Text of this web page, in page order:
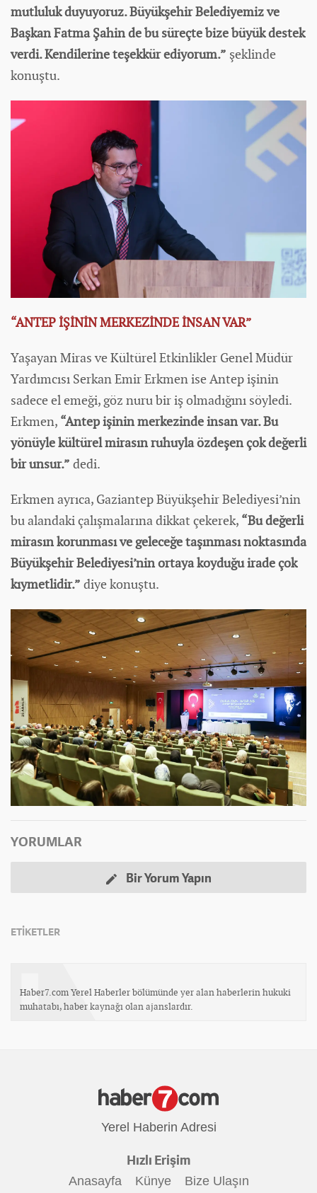
mutluluk duyuyoruz. Büyükşehir Belediyemiz ve
Başkan Fatma Şahin de bu süreçte bize büyük destek
verdi. Kendilerine teşekkür ediyorum.” şeklinde
konuştu.
“ANTEP İŞİNİN MERKEZİNDE İNSAN VAR”
Yaşayan Miras ve Kültürel Etkinlikler Genel Müdür
Yardımcısı Serkan Emir Erkmen ise Antep işinin
sadece el emeği, göz nuru bir iş olmadığını söyledi.
Erkmen, “Antep işinin merkezinde insan var. Bu
yönüyle kültürel mirasın ruhuyla özdeşen çok değerli
bir unsur.” dedi.
Erkmen ayrıca, Gaziantep Büyükşehir Belediyesi’nin
bu alandaki çalışmalarına dikkat çekerek, “Bu değerli
mirasın korunması ve geleceğe taşınması noktasında
Büyükşehir Belediyesi’nin ortaya koyduğu irade çok
kıymetlidir.” diye konuştu.
YORUMLAR
Bir Yorum Yapın
ETİKETLER
Haber7.com Yerel Haberler bölümünde yer alan haberlerin hukuki
muhatabı, haber kaynağı olan ajanslardır.
Yerel Haberin Adresi
Hızlı Erişim
Anasayfa Künye Bize Ulaşın